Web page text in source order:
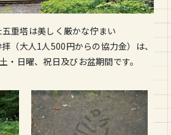
重塔は美しく厳かな佇まい
（大人1人500円からの協力金）は、
・日曜、祝日及びお盆期間です。